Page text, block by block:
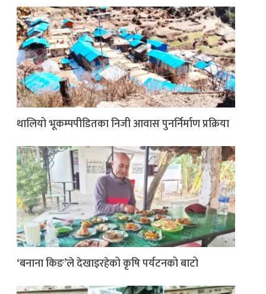
थालियो भूकम्पपीडितका निजी आवास पुनर्निर्माण प्रक्रिया
‘बनाना किङ’ले देखाइरहेको कृषि पर्यटनको बाटो